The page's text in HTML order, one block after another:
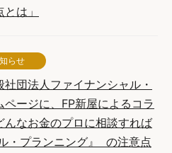
は」
らせ
団法人ファイナンシャル・
ージに、FP新屋によるコラ
なお金のプロに相談すれば
・プランニング』 の注意点